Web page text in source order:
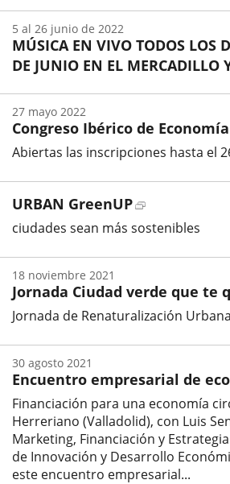
inicio
del
evento
MÚSICA EN VIVO TODOS LOS
DE JUNIO EN EL MERCADILLO
inicio
del
5 al 26 junio de 2022
Congreso Ibérico de
Abiertas las inscripciones hasta el
inicio
evento
27 mayo 2022
URBAN GreenUP
Enlace
una
aplicación
ciudades sean más sostenibles
Jornada Ciudad verde que te
Jornada de Renaturalización
inicio
del
18 noviembre 2021
Encuentro empresarial de
Financiación para una economía
Herreriano (Valladolid), con Luis
Marketing, Financiación y
de Innovación y Desarrollo
este encuentro empresarial...
30 agosto 2021